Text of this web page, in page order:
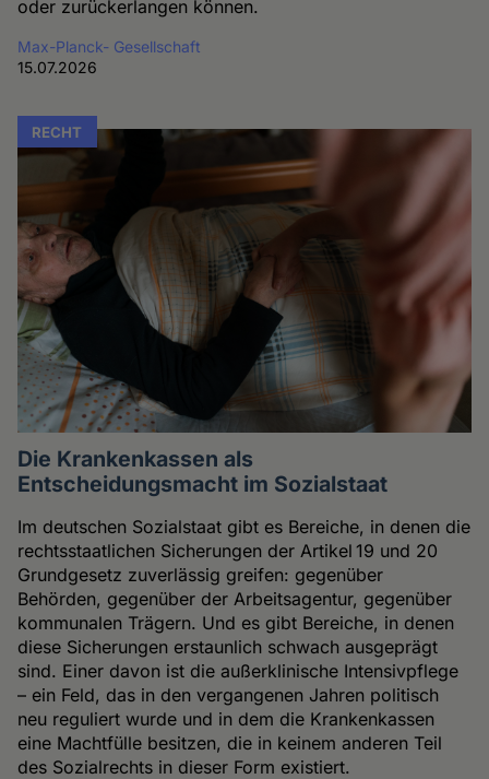
oder zurückerlangen können.
Max-Planck- Gesellschaft
15.07.2026
RECHT
Die Krankenkassen als
Entscheidungsmacht im Sozialstaat
Im deutschen Sozialstaat gibt es Bereiche, in denen die
rechtsstaatlichen Sicherungen der Artikel 19 und 20
Grundgesetz zuverlässig greifen: gegenüber
Behörden, gegenüber der Arbeitsagentur, gegenüber
kommunalen Trägern. Und es gibt Bereiche, in denen
diese Sicherungen erstaunlich schwach ausgeprägt
sind. Einer davon ist die außerklinische Intensivpflege
– ein Feld, das in den vergangenen Jahren politisch
neu reguliert wurde und in dem die Krankenkassen
eine Machtfülle besitzen, die in keinem anderen Teil
des Sozialrechts in dieser Form existiert.